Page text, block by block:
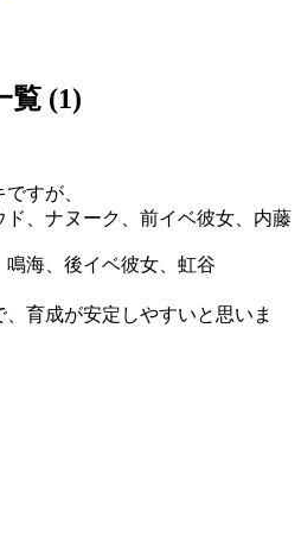
覧 (1)
すが、
、ナヌーク、前イベ彼女、内藤
海、後イベ彼女、虹谷
育成が安定しやすいと思いま